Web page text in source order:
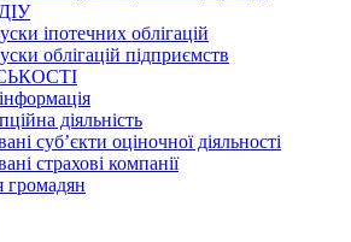
іпотечних облігацій
облігацій підприємств
діяльність
суб’єкти оціночної діяльності
страхові компанії
громадян